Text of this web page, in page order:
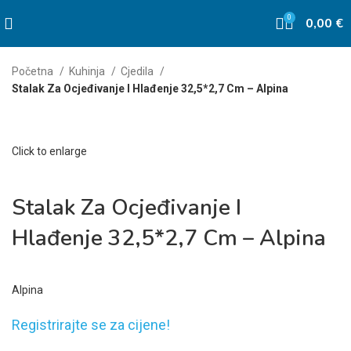
0 0,00 €
Početna Kuhinja
Cjedila
Stalak Za Ocjeđivanje I Hlađenje 32,5*2,7 Cm – Alpina
Click to enlarge
Stalak Za Ocjeđivanje I
Hlađenje 32,5*2,7 Cm – Alpina
Alpina
Registrirajte se za cijene!